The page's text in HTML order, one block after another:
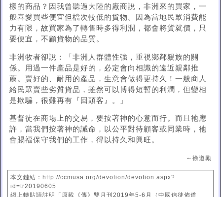
樣的商品？因我曾聽過大陸的廠商說，非洲來的買家，一
般喜愛買些便宜但檔次較低的貨物。因為當地民眾消費能
力有限，故買家為了轉售時多得利潤，都會將貨就價，只
要便宜，不顧貨物的品質。
非洲牧者卻說：「非洲人群體性強，重視鄉鄰親族的關
係。用過一件產品是好的，必定會向相識的遠近親鄰推
薦。賣好的、耐用的產品，生意會做得更持久！一般商人
給民眾賣些劣質貨品，雖然可以博得短暫的利潤，但變相
是欺騙，很難再有『回頭客』。」
基督徒在商場上的交易，要按著神的心意而行。而且祂應
許，當我們按著神的誡命，以公平對待顧客或同業時，祂
會賜福保守我們的工作，得以持久和興旺。
～徐道勵
本文鏈結：http://ccmusa.org/devotion/devotion.aspx?
id=tr20190605
網上轉貼請註明「原載《傳》雙月刊2019年5-6月（中國信徒佈道